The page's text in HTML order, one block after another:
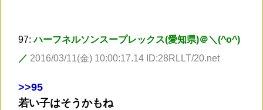
97:ハーフネルソンスープレックス(愛知県)＠＼(^o^)
／ 2016/03/11(金) 10:00:17.14 ID:28RLLT/20.net
>>95
若い子はそうかもね